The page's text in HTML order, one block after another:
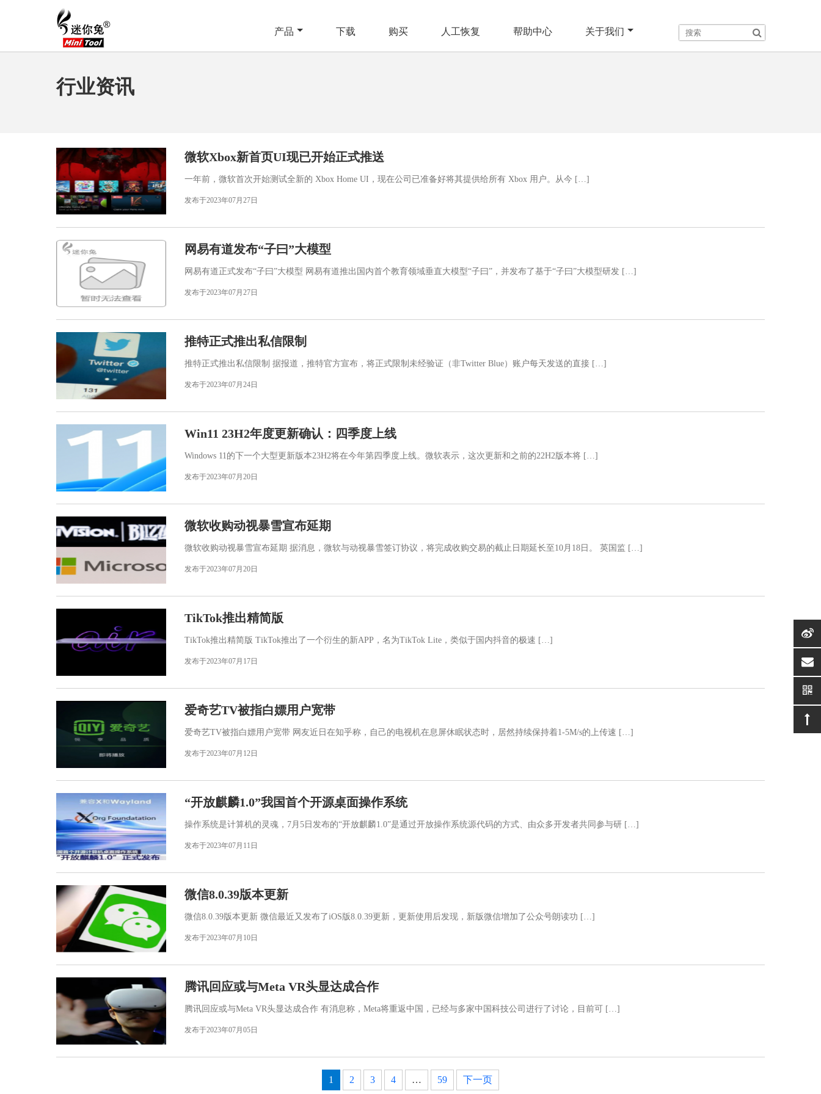
产品 下载 购买 人工恢复 帮助中心 关于我们
行业资讯
微软Xbox新首页UI现已开始正式推送
一年前，微软首次开始测试全新的 Xbox Home UI，现在公司已准备好将其提供给所有 Xbox 用户。从今 […]
发布于2023年07月27日
网易有道发布“子曰”大模型
网易有道正式发布“子曰”大模型 网易有道推出国内首个教育领域垂直大模型“子曰”，并发布了基于“子曰”大模型研发 […]
发布于2023年07月27日
推特正式推出私信限制
推特正式推出私信限制 据报道，推特官方宣布，将正式限制未经验证（非Twitter Blue）账户每天发送的直接 […]
发布于2023年07月24日
Win11 23H2年度更新确认：四季度上线
Windows 11的下一个大型更新版本23H2将在今年第四季度上线。微软表示，这次更新和之前的22H2版本将 […]
发布于2023年07月20日
微软收购动视暴雪宣布延期
微软收购动视暴雪宣布延期 据消息，微软与动视暴雪签订协议，将完成收购交易的截止日期延长至10月18日。 英国监 […]
发布于2023年07月20日
TikTok推出精简版
TikTok推出精简版 TikTok推出了一个衍生的新APP，名为TikTok Lite，类似于国内抖音的极速 […]
发布于2023年07月17日
爱奇艺TV被指白嫖用户宽带
爱奇艺TV被指白嫖用户宽带 网友近日在知乎称，自己的电视机在息屏休眠状态时，居然持续保持着1-5M/s的上传速 […]
发布于2023年07月12日
“开放麒麟1.0”我国首个开源桌面操作系统
操作系统是计算机的灵魂，7月5日发布的“开放麒麟1.0”是通过开放操作系统源代码的方式、由众多开发者共同参与研 […]
发布于2023年07月11日
微信8.0.39版本更新
微信8.0.39版本更新 微信最近又发布了iOS版8.0.39更新，更新使用后发现，新版微信增加了公众号朗读功 […]
发布于2023年07月10日
腾讯回应或与Meta VR头显达成合作
腾讯回应或与Meta VR头显达成合作 有消息称，Meta将重返中国，已经与多家中国科技公司进行了讨论，目前可 […]
发布于2023年07月05日
1 2 3 4 … 59 下一页